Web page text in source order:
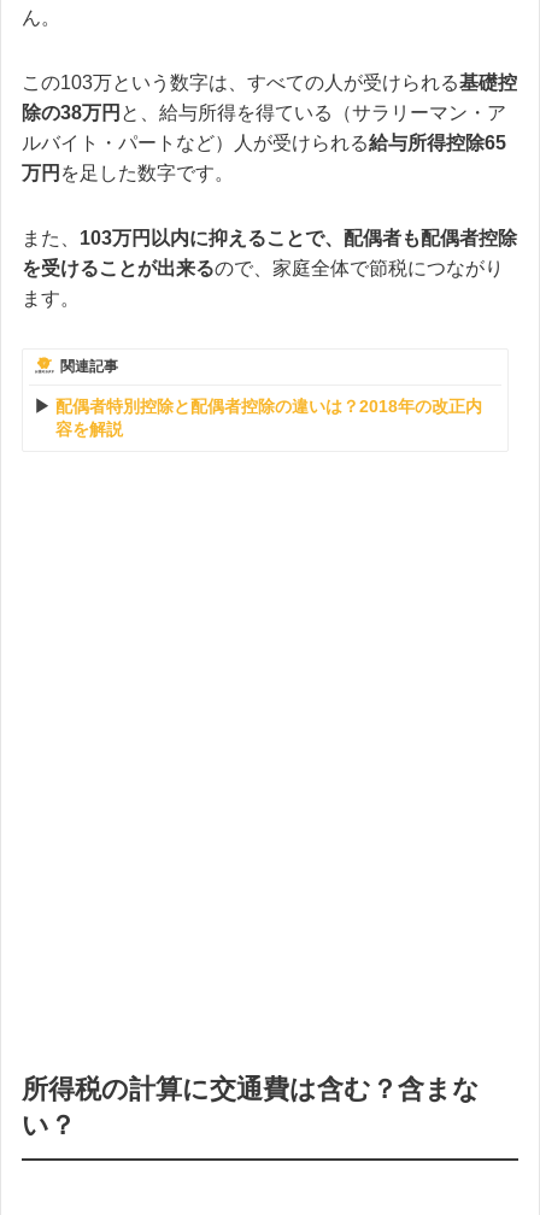
ん。
この103万という数字は、すべての人が受けられる基礎控
除の38万円 と、給与所得を得ている（サラリーマン・ア
ルバイト・パートなど）人が受けられる給与所得控除65
万円 を足した数字です。
また、 103万円以内に抑えることで、配偶者も配偶者控除
を受けることが出来るので、家庭全体で節税につながり
ます。
関連記事
配偶者特別控除と配偶者控除の違いは？2018年の改正内
容を解説
所得税の計算に交通費は含む？含まな
い？